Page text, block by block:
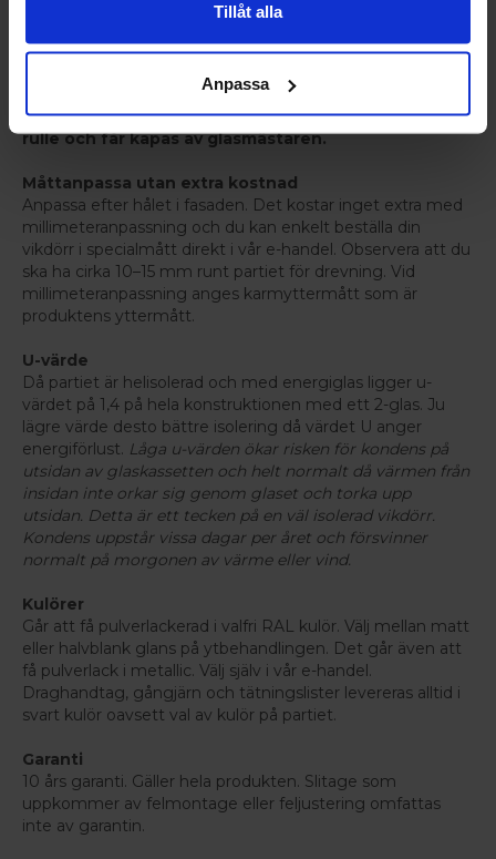
Tillåt alla
Anpassa
invändigt och utvändigt enligt lagkrav i BBR. Denna
för en välisolerad dörr.OBS! Vikdörrar levereras alltid
reducera vikten. Vi rekommenderar att anlita en
glasmästare för glasning. Tätningslister kommer på
rulle och får kapas av glasmästaren.
Måttanpassa utan extra kostnad
Anpassa efter hålet i fasaden. Det kostar inget extra med
millimeteranpassning och du kan enkelt beställa din
vikdörr i specialmått direkt i vår e-handel. Observera att du
ska ha cirka 10–15 mm runt partiet för drevning. Vid
millimeteranpassning anges karmyttermått som är
produktens yttermått.
U-värde
Då partiet är helisolerad och med energiglas ligger u-
värdet på 1,4 på hela konstruktionen med ett 2-glas. Ju
lägre värde desto bättre isolering då värdet U anger
energiförlust. Låga u-värden ökar risken för kondens på
utsidan av glaskassetten och helt normalt då värmen från
insidan inte orkar sig genom glaset och torka upp
utsidan. Detta är ett tecken på en väl isolerad vikdörr.
Kondens uppstår vissa dagar per året och försvinner
normalt på morgonen av värme eller vind.
Kulörer
Går att få pulverlackerad i valfri RAL kulör. Välj mellan matt
eller halvblank glans på ytbehandlingen. Det går även att
få pulverlack i metallic. Välj själv i vår e-handel.
Draghandtag, gångjärn och tätningslister levereras alltid i
svart kulör oavsett val av kulör på partiet.
Garanti
10 års garanti. Gäller hela produkten. Slitage som
uppkommer av felmontage eller feljustering omfattas
inte av garantin.